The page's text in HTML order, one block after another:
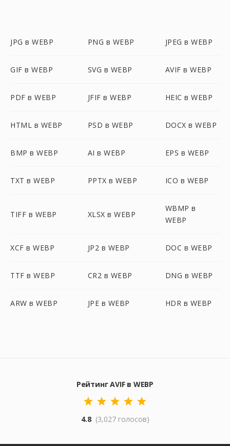
JPG в WEBP PNG в WEBP JPEG в WEBP
GIF в WEBP SVG в WEBP AVIF в WEBP
PDF в WEBP JFIF в WEBP HEIC в WEBP
HTML в WEBP PSD в WEBP DOCX в WEBP
BMP в WEBP AI в WEBP EPS в WEBP
TXT в WEBP PPTX в WEBP ICO в WEBP
TIFF в WEBP XLSX в WEBP
WBMP в
WEBP
XCF в WEBP JP2 в WEBP DOC в WEBP
TTF в WEBP CR2 в WEBP DNG в WEBP
ARW в WEBP JPE в WEBP HDR в WEBP
Рейтинг AVIF в WEBP
4.8 (3,027 голосов)